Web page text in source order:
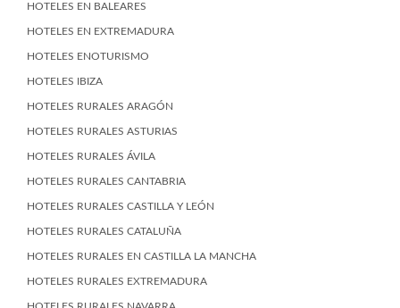
HOTELES EN BALEARES
HOTELES EN EXTREMADURA
HOTELES ENOTURISMO
HOTELES IBIZA
HOTELES RURALES ARAGÓN
HOTELES RURALES ASTURIAS
HOTELES RURALES ÁVILA
HOTELES RURALES CANTABRIA
HOTELES RURALES CASTILLA Y LEÓN
HOTELES RURALES CATALUÑA
HOTELES RURALES EN CASTILLA LA MANCHA
HOTELES RURALES EXTREMADURA